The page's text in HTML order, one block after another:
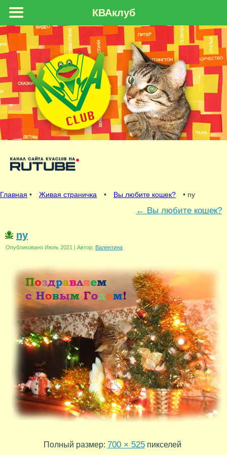
Главная • Живая страничка • Вы любите кошек? • ny
← Вы любите кошек?
ny
Опубликовано Июль 2021 | Автор: Валентина
Полный размер: 700 × 525пикселей
КВАклуб